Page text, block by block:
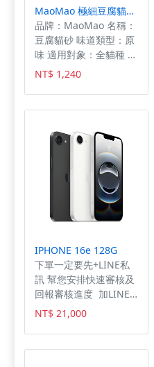
MaoMao 極細豆腐貓砂 快速結團 強效吸水 低粉塵 1.5mm
品牌：MaoMao 名稱：
豆腐貓砂 味道類型：原
味 適用對象：全貓種 主
要成分：豌豆纖維、玉
米澱粉等 建議鋪設厚
度：5-8 cm 清潔方式：
直接沖入馬桶 適用貓砂
半封閉式貓砂盆、全自
動貓砂盆 MaoMao貓
砂來自台灣的經營團
隊，耗時一年的測試，
在豆腐砂及混合砂調試
出黃金比例，豆腐砂選
食也較放心，優質材料
及高溫烘乾壓裝，全新
工藝1.5mm製程更扎實
不易斷裂，豆腐砂密度
較高，摸起來硬度堅硬
許多，幾近無塵更適合
NT$ 1,240
IPHONE 16e 128G
下單一定要先+LINE私
訊 幫您安排快速審核及
回報審核進度 加LINE
私訊：@pco7364c 地
址:高雄市鳳山區青年路
二段286號 電話:07-
7808966 眾多3C產
NT$ 21,000